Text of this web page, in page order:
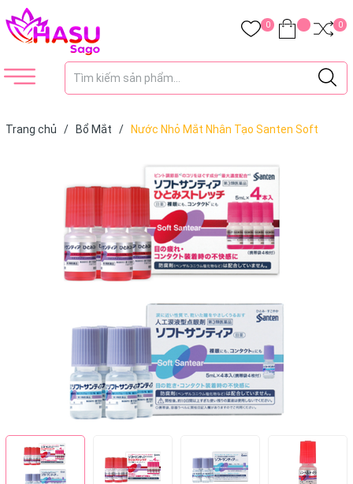
0 0
Trang chủ / Bổ Mắt /
Nước Nhỏ Mắt Nhân Tạo Santen Soft